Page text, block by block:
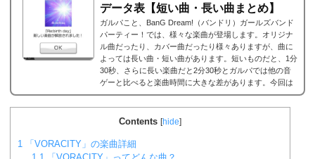
データ表【短い曲・長い曲まとめ】
ガルパこと、BanG Dream!（バンドリ）ガールズバンド
パーティー！では、様々な楽曲が登場します。オリジナ
ル曲だったり、カバー曲だったり様々ありますが、曲に
よっては長い曲・短い曲があります。短いものだと、1分
30秒、さらに長い楽曲だと2分30秒とガルパでは他の音
ゲーと比べると楽曲時間に大きな差があります。今回は
ガルパに登場する楽曲の長い曲、短い曲のまとめや、イ
ベント周回におすすめの楽曲などをまとめました。楽曲
別スコア効率表(協力ライブ) ↓別タブで見る場合はこち
Contents [hide]
1 「VORACITY」の楽曲詳細